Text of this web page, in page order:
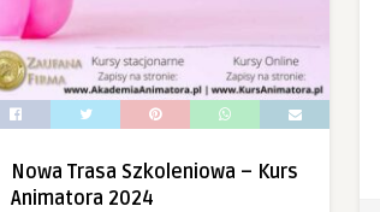
Nowa Trasa Szkoleniowa – Kurs
Animatora 2024